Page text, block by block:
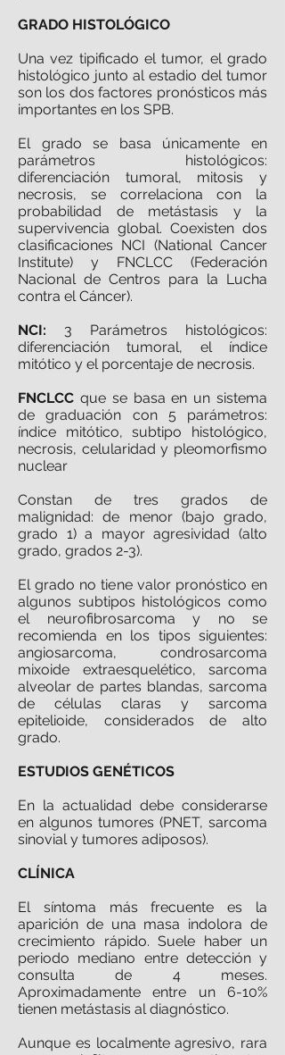
GRADO HISTOLÓGICO
Una vez tipificado el tumor, el grado
histológico junto al estadio del tumor
son los dos factores pronósticos más
importantes en los SPB.
El grado se basa únicamente en
parámetros histológicos:
diferenciación tumoral, mitosis y
necrosis, se correlaciona con la
probabilidad de metástasis y la
supervivencia global. Coexisten dos
clasificaciones NCI (National Cancer
Institute) y FNCLCC (Federación
Nacional de Centros para la Lucha
contra el Cáncer).
NCI: 3 Parámetros histológicos:
diferenciación tumoral, el índice
mitótico y el porcentaje de necrosis.
FNCLCC que se basa en un sistema
de graduación con 5 parámetros:
índice mitótico, subtipo histológico,
necrosis, celularidad y pleomorfismo
nuclear
Constan de tres grados de
malignidad: de menor (bajo grado,
grado 1) a mayor agresividad (alto
grado, grados 2-3).
El grado no tiene valor pronóstico en
algunos subtipos histológicos como
el neurofibrosarcoma y no se
recomienda en los tipos siguientes:
angiosarcoma, condrosarcoma
mixoide extraesquelético, sarcoma
alveolar de partes blandas, sarcoma
de células claras y sarcoma
epitelioide, considerados de alto
grado.
ESTUDIOS GENÉTICOS
En la actualidad debe considerarse
en algunos tumores (PNET, sarcoma
sinovial y tumores adiposos).
CLÍNICA
El síntoma más frecuente es la
aparición de una masa indolora de
crecimiento rápido. Suele haber un
periodo mediano entre detección y
consulta de 4 meses.
Aproximadamente entre un 6-10%
tienen metástasis al diagnóstico.
Aunque es localmente agresivo, rara